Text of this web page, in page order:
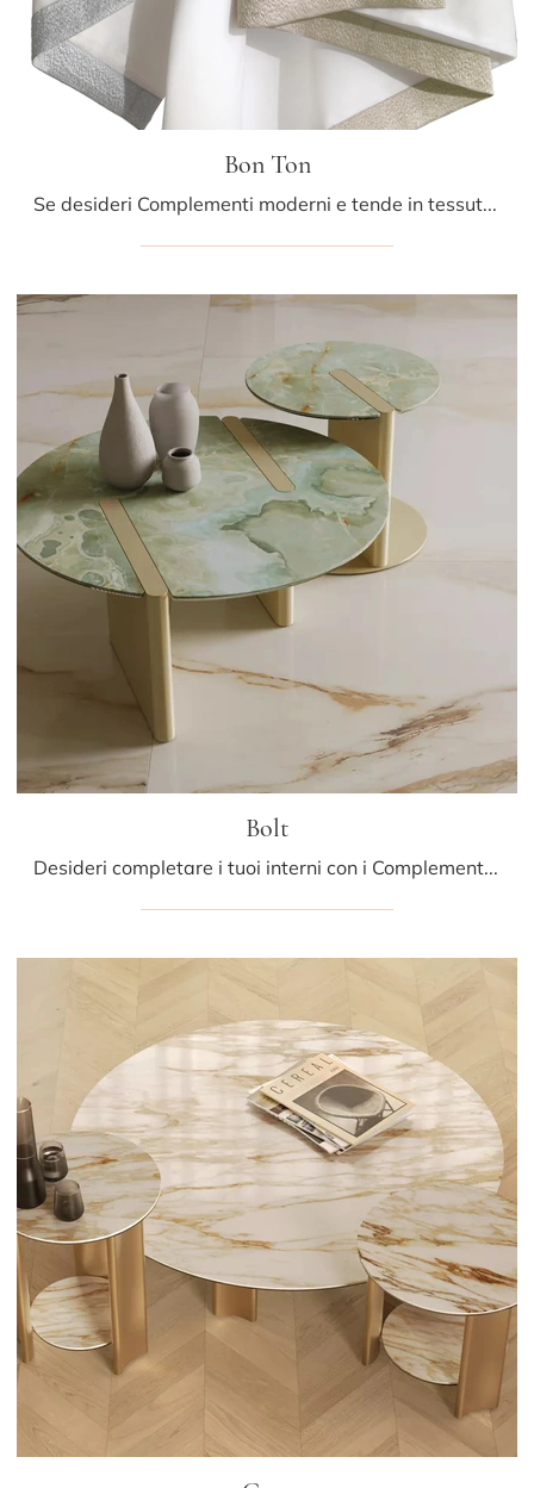
Bon Ton
Se desideri Complementi moderni e tende in tessuto ottieni informazioni sul modello Bon Ton della firma Athena Collezioni.
Bolt
Desideri completare i tuoi interni con i Complementi Bontempi? Ecco qui molteplici modelli di tavolini in gres come Bolt.